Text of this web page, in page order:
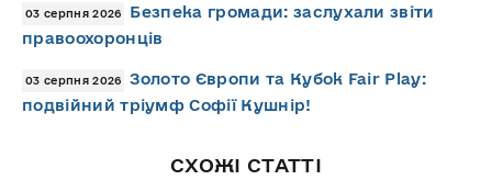
03 серпня 2026
Безпека громади: заслухали звіти
правоохоронців
03 серпня 2026
Золото Європи та Кубок Fair Play:
подвійний тріумф Софії Кушнір!
СХОЖІ СТАТТІ